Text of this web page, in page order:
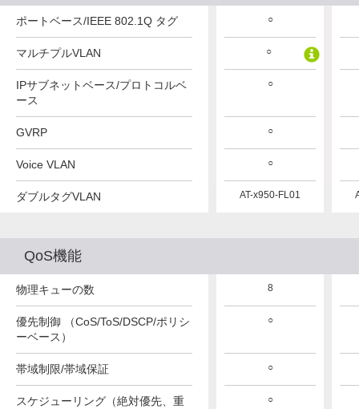
ポートベース/IEEE 802.1Q タグ
マルチプルVLAN
IPサブネットベース/プロトコルベ
ース
GVRP
Voice VLAN
ダブルタグVLAN
○
○
○
○
○
AT-x950-FL01
○
○
○
○
○
○
○
AT-x950-FL01
QoS機能
物理キューの数
優先制御 （CoS/ToS/DSCP/ポリシ
ーベース）
帯域制限/帯域保証
スケジューリング（絶対優先、重
8
○
○
○
○
○
8
○
○
○